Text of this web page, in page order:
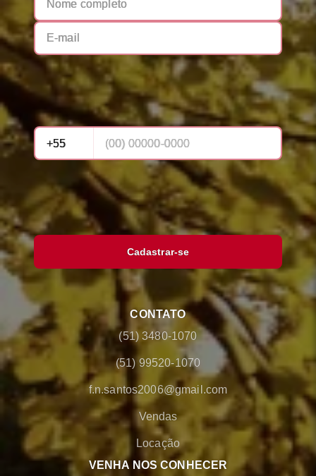
Cadastrar-se
CONTATO
(51) 3480-1070
(51) 99520-1070
f.n.santos2006@gmail.com
Vendas
Locação
VENHA NOS CONHECER